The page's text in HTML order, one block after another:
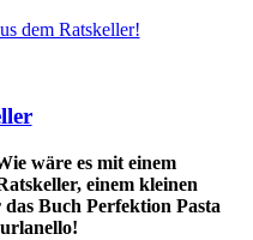
dem Ratskeller!
wäre es mit einem
einem kleinen
Buch Perfektion Pasta